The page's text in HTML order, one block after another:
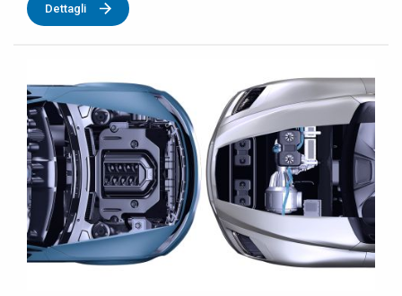
Dettagli